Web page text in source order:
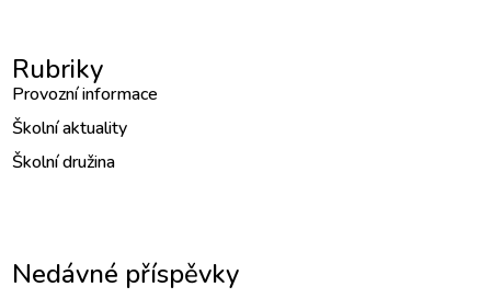
Rubriky
Provozní informace
Školní aktuality
Školní družina
Nedávné příspěvky